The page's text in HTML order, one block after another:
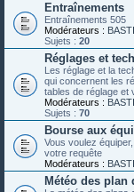
Entraînements
Entraînements 505
Modérateurs :
Sujets : 20
Réglages et
Les réglage et la
qui concernent les
tables de réglage et
Modérateurs :
Sujets : 70
Bourse aux
Vous voulez
votre requête
Modérateurs :
Météo des plan